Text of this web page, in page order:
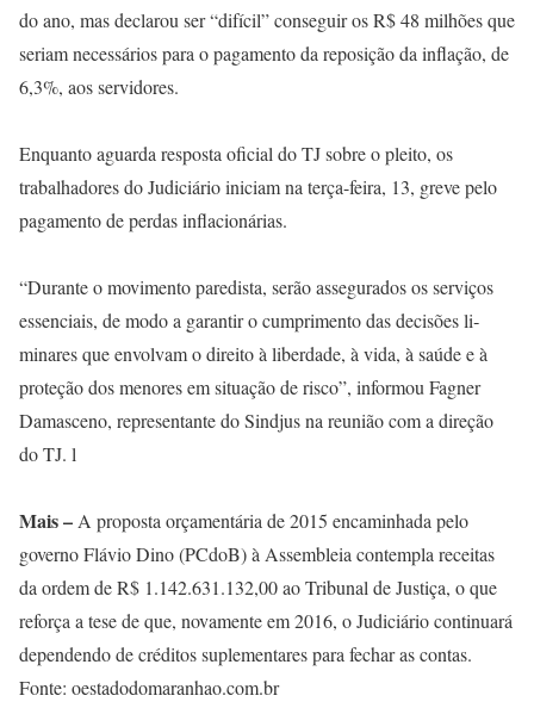
do ano, mas declarou ser “difícil” conseguir os R$ 48 milhões que
seriam necessários para o pagamento da reposição da inflação, de
6,3%, aos servidores.
Enquanto aguarda resposta oficial do TJ sobre o pleito, os
trabalhadores do Judiciário iniciam na terça-feira, 13, greve pelo
pagamen­to de perdas inflacionárias.
“Durante o movimento paredista, serão assegurados os serviços
essenciais, de modo a garantir o cumprimento das decisões li­
minares que envolvam o direito à liberdade, à vida, à saúde e à
proteção dos menores em situação de risco”, informou Fagner
Damasceno, representante do Sindjus na reunião com a direção
do TJ. l
Mais – A proposta orçamentária de 2015 encaminhada pelo
governo Flávio Dino (PCdoB) à Assembleia contempla receitas
da ordem de R$ 1.142.631.132,00 ao Tribunal de Justiça, o que
reforça a tese de que, novamente em 2016, o Judiciário continuará
dependendo de créditos suplementares para fechar as contas.
Fonte: oestadodomaranhao.com.br